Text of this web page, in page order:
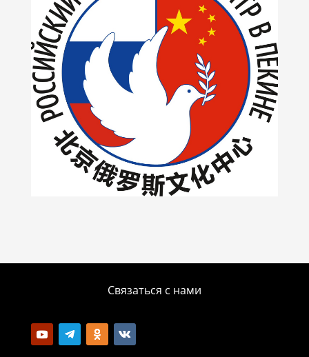
Связаться с нами